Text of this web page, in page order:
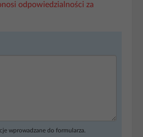
odpowiedzialności za
wprowadzane do formularza.